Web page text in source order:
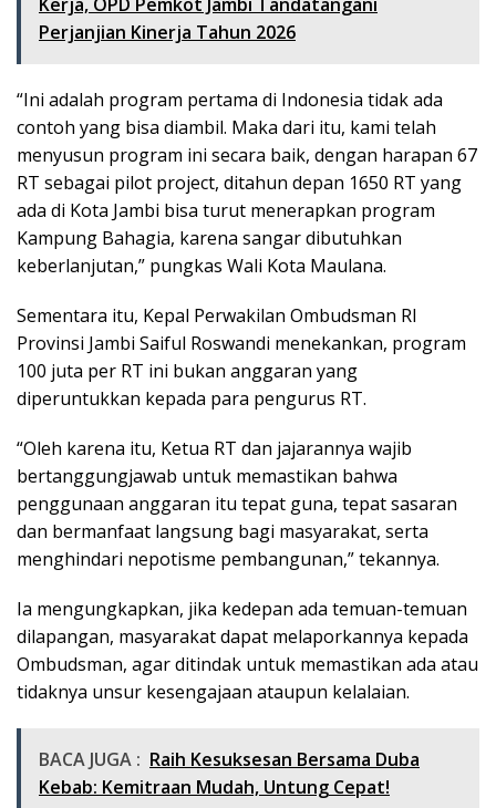
Perjanjian Kinerja Tahun 2026
“Ini adalah program pertama di Indonesia tidak ada
contoh yang bisa diambil. Maka dari itu, kami telah
menyusun program ini secara baik, dengan harapan 67
RT sebagai pilot project, ditahun depan 1650 RT yang
ada di Kota Jambi bisa turut menerapkan program
Kampung Bahagia, karena sangar dibutuhkan
keberlanjutan,” pungkas Wali Kota Maulana.
Sementara itu, Kepal Perwakilan Ombudsman RI
Provinsi Jambi Saiful Roswandi menekankan, program
100 juta per RT ini bukan anggaran yang
diperuntukkan kepada para pengurus RT.
“Oleh karena itu, Ketua RT dan jajarannya wajib
bertanggungjawab untuk memastikan bahwa
penggunaan anggaran itu tepat guna, tepat sasaran
dan bermanfaat langsung bagi masyarakat, serta
menghindari nepotisme pembangunan,” tekannya.
Ia mengungkapkan, jika kedepan ada temuan-temuan
dilapangan, masyarakat dapat melaporkannya kepada
Ombudsman, agar ditindak untuk memastikan ada atau
tidaknya unsur kesengajaan ataupun kelalaian.
BACA JUGA : Raih Kesuksesan Bersama Duba
Kebab: Kemitraan Mudah, Untung Cepat!